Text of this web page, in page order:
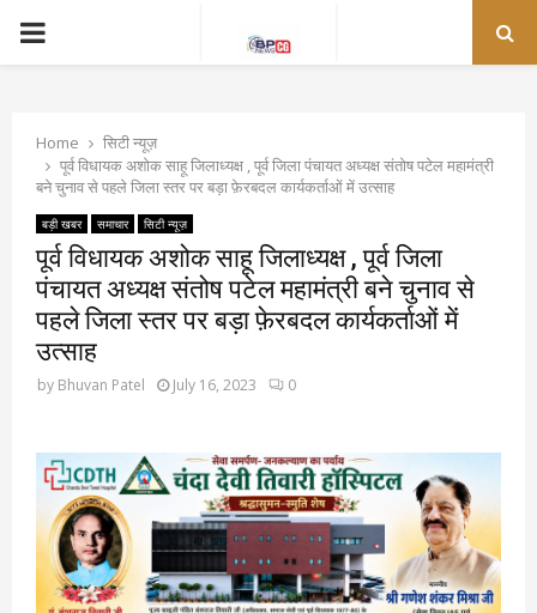
PRIMARY
Home
सिटी न्यूज़
पूर्व विधायक अशोक साहू जिलाध्यक्ष , पूर्व जिला पंचायत अध्यक्ष संतोष पटेल महामंत्री
बने चुनाव से पहले जिला स्तर पर बड़ा फ़ेरबदल कार्यकर्ताओं में उत्साह
बड़ी खबर समाचार सिटी न्यूज़
पूर्व विधायक अशोक साहू जिलाध्यक्ष , पूर्व जिला
पंचायत अध्यक्ष संतोष पटेल महामंत्री बने चुनाव से
पहले जिला स्तर पर बड़ा फ़ेरबदल कार्यकर्ताओं में
उत्साह
by Bhuvan Patel July 16, 2023 0